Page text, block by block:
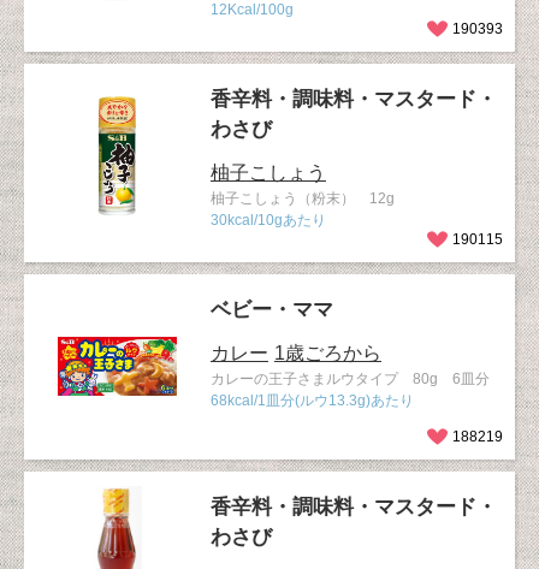
12Kcal/100g
190393
香辛料・調味料・マスタード・
わさび
柚子こしょう
柚子こしょう（粉末） 12g
30kcal/10gあたり
190115
ベビー・ママ
カレー 1歳ごろから
カレーの王子さまルウタイプ 80g 6皿分
68kcal/1皿分(ルウ13.3g)あたり
188219
香辛料・調味料・マスタード・
わさび